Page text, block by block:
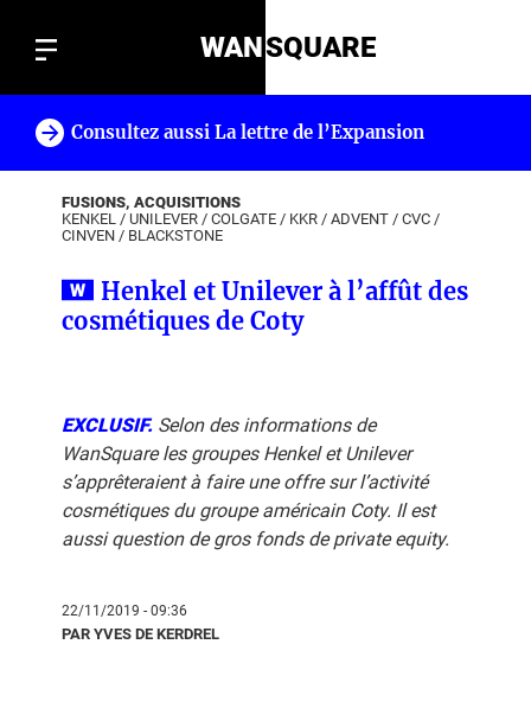
WANSQUARE
Consultez aussi La lettre de l’Expansion
FUSIONS, ACQUISITIONS
KENKEL / UNILEVER / COLGATE / KKR / ADVENT / CVC /
CINVEN / BLACKSTONE
Henkel et Unilever à l’affût des
cosmétiques de Coty
EXCLUSIF. Selon des informations de
WanSquare les groupes Henkel et Unilever
s’apprêteraient à faire une offre sur l’activité
cosmétiques du groupe américain Coty. Il est
aussi question de gros fonds de private equity.
22/11/2019 - 09:36
PAR YVES DE KERDREL